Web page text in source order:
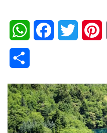
WhatsAppFacebookTwitter